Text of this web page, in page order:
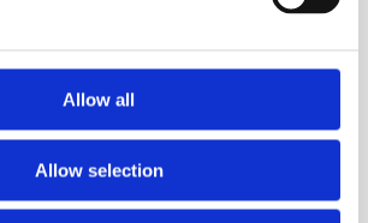
Allow all
Allow selection
SAMOCHODÓW